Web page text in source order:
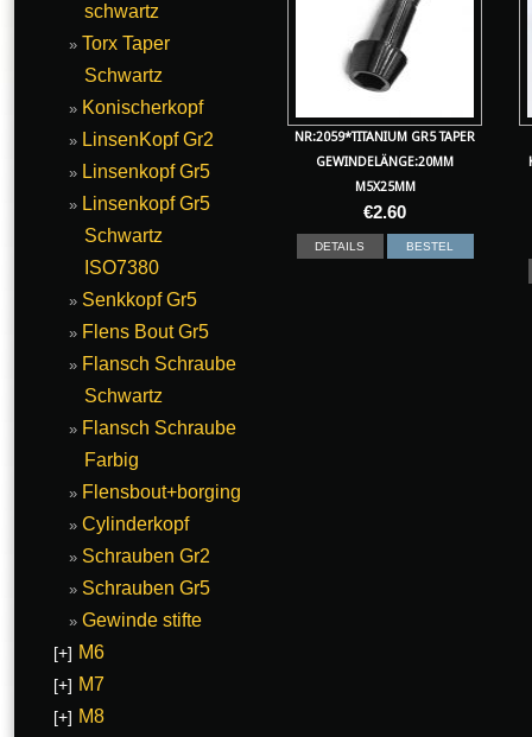
NR:2059*TITANIUM GR5 TAPER
GEWINDELÄNGE:20MM
M5X25MM
€2.60
DETAILS BESTEL
schwartz
Torx Taper
Schwartz
Konischerkopf
LinsenKopf Gr2
Linsenkopf Gr5
Linsenkopf Gr5
Schwartz
ISO7380
Senkkopf Gr5
Flens Bout Gr5
Flansch Schraube
Schwartz
Flansch Schraube
Farbig
Flensbout+borging
Cylinderkopf
Schrauben Gr2
Schrauben Gr5
Gewinde stifte
[+] M6
[+] M7
[+] M8